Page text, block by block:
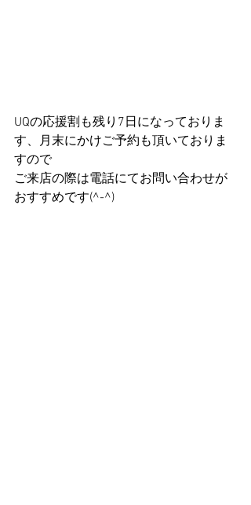
UQの応援割も残り7日になっておりま
す、月末にかけご予約も頂いておりま
すので
ご来店の際は電話にてお問い合わせが
おすすめです(^-^)